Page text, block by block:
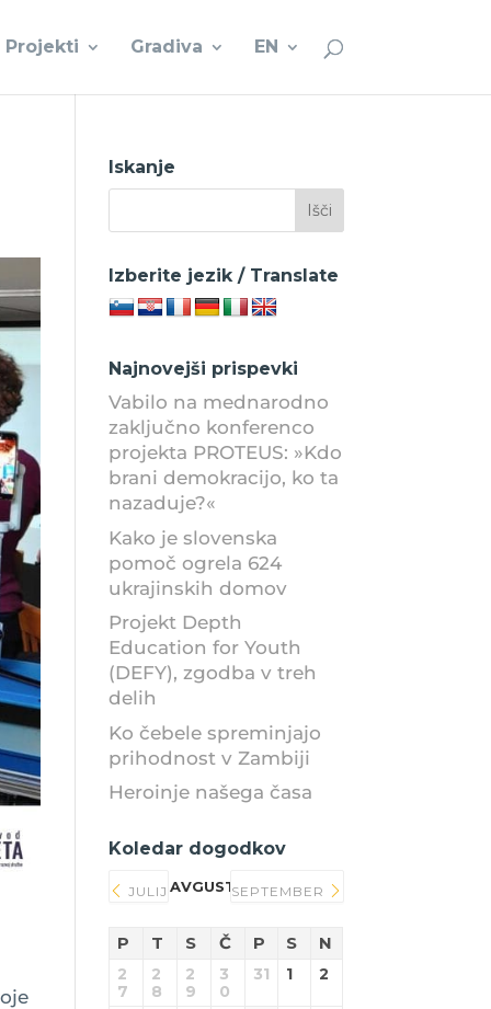
Projekti Gradiva EN
Iskanje
Izberite jezik / Translate
Najnovejši prispevki
Vabilo na mednarodno
zaključno konferenco
projekta PROTEUS: »Kdo
brani demokracijo, ko ta
nazaduje?«
Kako je slovenska
pomoč ogrela 624
ukrajinskih domov
Projekt Depth
Education for Youth
(DEFY), zgodba v treh
delih
Ko čebele spreminjajo
prihodnost v Zambiji
Heroinje našega časa
Koledar dogodkov
JULIJ AVGUST 2026
SEPTEMBER
P T S Č P S N
2
7
2
8
2
9
3
0
31 1 2